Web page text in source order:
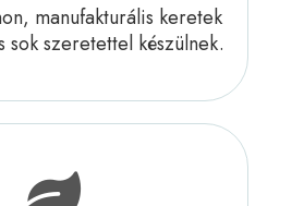
manufakturális keretek
sok szeretettel készülnek.